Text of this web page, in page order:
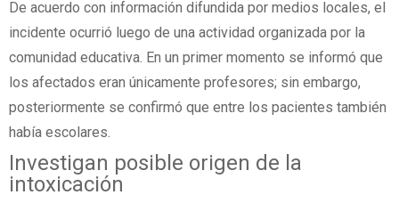
De acuerdo con información difundida por medios locales, el
incidente ocurrió luego de una actividad organizada por la
comunidad educativa. En un primer momento se informó que
los afectados eran únicamente profesores; sin embargo,
posteriormente se confirmó que entre los pacientes también
había escolares.
Investigan posible origen de la
intoxicación